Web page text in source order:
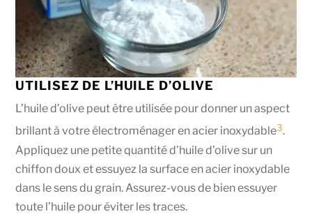
UTILISEZ DE L’HUILE D’OLIVE
L’huile d’olive peut être utilisée pour donner un aspect
brillant à votre électroménager en acier inoxydable3.
Appliquez une petite quantité d’huile d’olive sur un
chiffon doux et essuyez la surface en acier inoxydable
dans le sens du grain. Assurez-vous de bien essuyer
toute l’huile pour éviter les traces.